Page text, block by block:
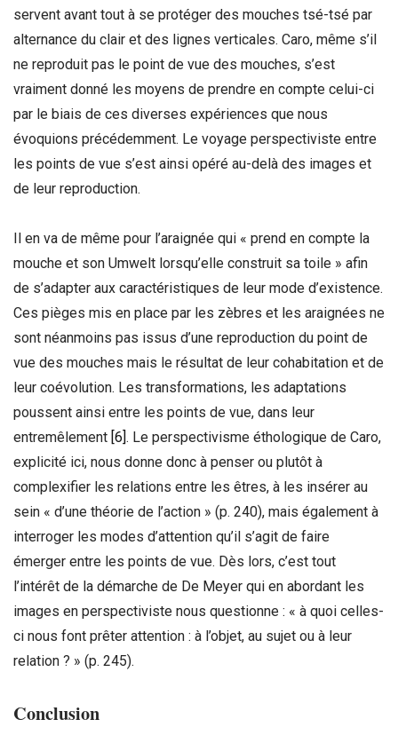
servent avant tout à se protéger des mouches tsé-tsé par
alternance du clair et des lignes verticales. Caro, même s’il
ne reproduit pas le point de vue des mouches, s’est
vraiment donné les moyens de prendre en compte celui-ci
par le biais de ces diverses expériences que nous
évoquions précédemment. Le voyage perspectiviste entre
les points de vue s’est ainsi opéré au-delà des images et
de leur reproduction.
Il en va de même pour l’araignée qui « prend en compte la
mouche et son Umwelt lorsqu’elle construit sa toile » afin
de s’adapter aux caractéristiques de leur mode d’existence.
Ces pièges mis en place par les zèbres et les araignées ne
sont néanmoins pas issus d’une reproduction du point de
vue des mouches mais le résultat de leur cohabitation et de
leur coévolution. Les transformations, les adaptations
poussent ainsi entre les points de vue, dans leur
entremêlement [6]. Le perspectivisme éthologique de Caro,
explicité ici, nous donne donc à penser ou plutôt à
complexifier les relations entre les êtres, à les insérer au
sein « d’une théorie de l’action » (p. 240), mais également à
interroger les modes d’attention qu’il s’agit de faire
émerger entre les points de vue. Dès lors, c’est tout
l’intérêt de la démarche de De Meyer qui en abordant les
images en perspectiviste nous questionne : « à quoi celles-
ci nous font prêter attention : à l’objet, au sujet ou à leur
relation ? » (p. 245).
Conclusion